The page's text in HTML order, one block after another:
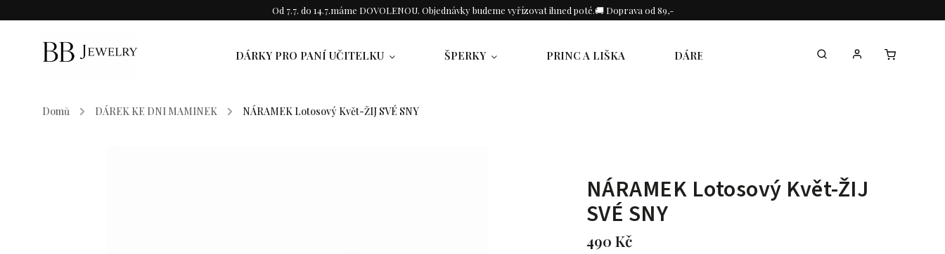
Od 7.7. do 14.7.máme DOVOLENOU. Objednávky budeme vyřízovat ihned poté.🚚 Doprava od 89,-
DÁRKY PRO PANÍ UČITELKU ŠPERKY PRINC A LIŠKA DÁREK KE DNI MAMINEK KOLEKCE
Domů / DÁREK KE DNI MAMINEK / NÁRAMEK Lotosový Květ-ŽIJ SVÉ SNY
NÁRAMEK Lotosový Květ-ŽIJ
SVÉ SNY
490 Kč